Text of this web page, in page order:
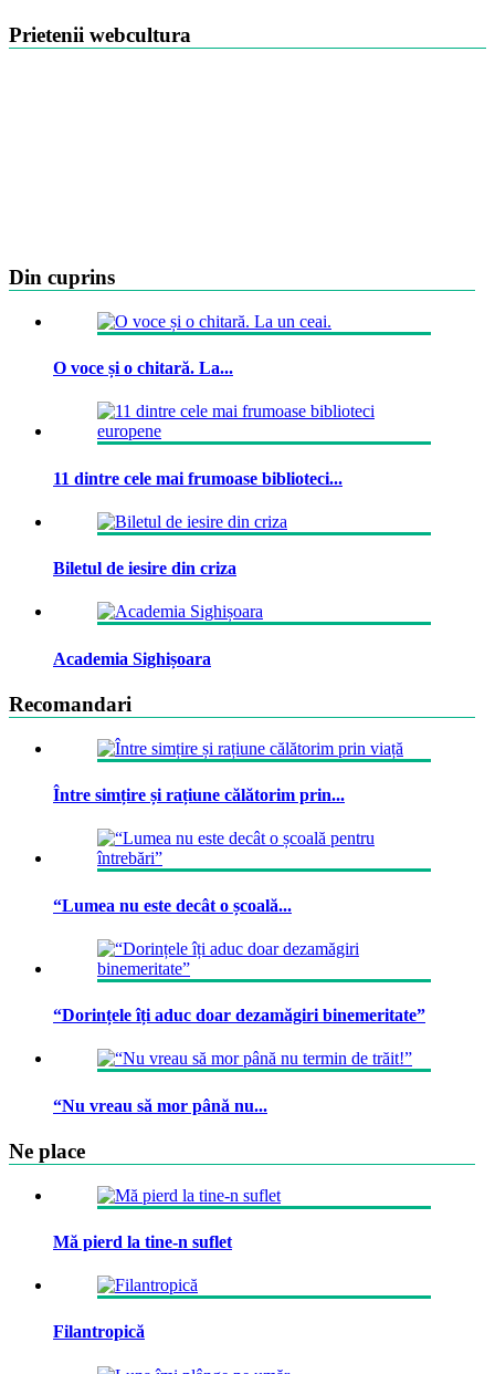
Prietenii webcultura
Din cuprins
O voce și o chitară. La...
11 dintre cele mai frumoase biblioteci...
Biletul de iesire din criza
Academia Sighișoara
Recomandari
Între simțire și rațiune călătorim prin...
“Lumea nu este decât o școală...
“Dorințele îți aduc doar dezamăgiri binemeritate”
“Nu vreau să mor până nu...
Ne place
Mă pierd la tine-n suflet
Filantropică